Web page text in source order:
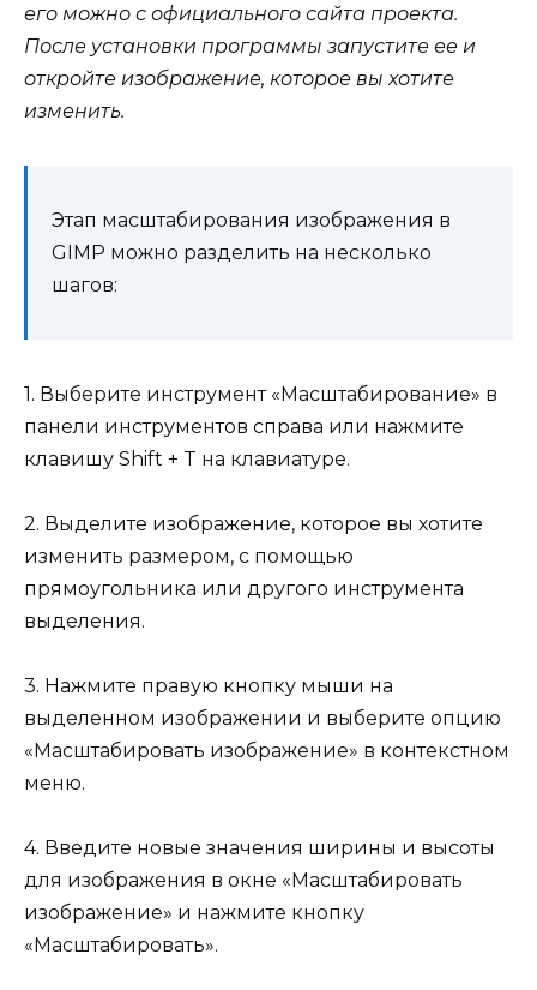
его можно с официального сайта проекта.
После установки программы запустите ее и
откройте изображение, которое вы хотите
изменить.
Этап масштабирования изображения в
GIMP можно разделить на несколько
шагов:
1. Выберите инструмент «Масштабирование» в
панели инструментов справа или нажмите
клавишу Shift + T на клавиатуре.
2. Выделите изображение, которое вы хотите
изменить размером, с помощью
прямоугольника или другого инструмента
выделения.
3. Нажмите правую кнопку мыши на
выделенном изображении и выберите опцию
«Масштабировать изображение» в контекстном
меню.
4. Введите новые значения ширины и высоты
для изображения в окне «Масштабировать
изображение» и нажмите кнопку
«Масштабировать».